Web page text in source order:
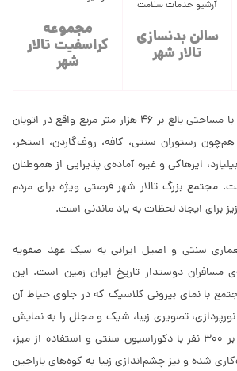
آرشیو خدمات سلامت
سالن بدنسازی
تالار شهر
مجموعه
کراسفیت تالار
شهر
مجتمع تالار شهر قزوین با مساحتی بالغ بر 46 هزار متر مربع واقع در اتوبان
هم‌چون رستوران سنتی، کافه، روف‌گاردن، استخر،
ایرهاکی و غیره آماده‌ی پذیرایی از هموطنان
مجتمع بزرگ تالار شهر فرصتی ویژه برای مردم
برای ایجاد لحظات به یاد ماندنی است.
سنتی و اصیل ایرانی به سبک عهد صفویه
مسافران دوستدار تاریخ ایران زمین است. این
با نمای بیرونی کلاسیک که در جلوی حیاط آن
تصویری زیبا، شیک و مجلل را به نمایش
می‌گذارد با ظرفیتی بالغ بر 300 نفر با دکوراسیون سنتی و استفاده از میز،
شده و نیز چشم‌اندازی زیبا به کوه‌های باراجین